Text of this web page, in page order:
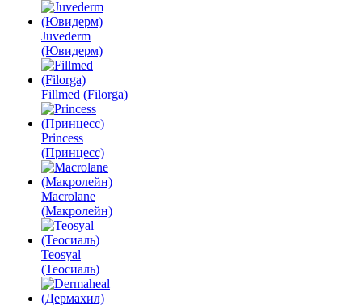
Juvederm
(Ювидерм)
Fillmed (Filorga)
Princess
(Принцесс)
Macrolane
(Макролейн)
Teosyal
(Теосиаль)